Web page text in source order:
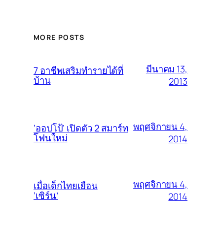
MORE POSTS
7 อาชีพเสริมทำรายได้ที่
บ้าน
มีนาคม 13,
2013
‘ออปโป้’ เปิดตัว 2 สมาร์ท
โฟนใหม่
พฤศจิกายน 4,
2014
เมื่อเด็กไทยเยือน
‘เซิร์น’
พฤศจิกายน 4,
2014